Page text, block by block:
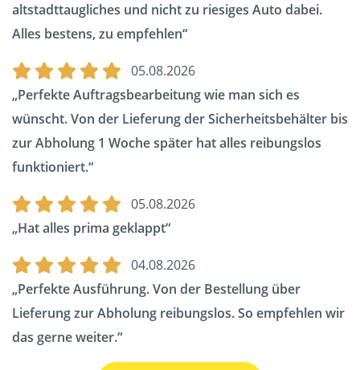
altstadttaugliches und nicht zu riesiges Auto dabei.
Alles bestens, zu empfehlen
05.08.2026
Perfekte Auftragsbearbeitung wie man sich es
wünscht. Von der Lieferung der Sicherheitsbehälter bis
zur Abholung 1 Woche später hat alles reibungslos
funktioniert.
05.08.2026
Hat alles prima geklappt
04.08.2026
Perfekte Ausführung. Von der Bestellung über
Lieferung zur Abholung reibungslos. So empfehlen wir
das gerne weiter.